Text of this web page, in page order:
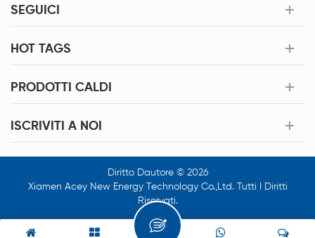
SEGUICI
HOT TAGS
PRODOTTI CALDI
ISCRIVITI A NOI
Diritto Dautore © 2026
Xiamen Acey New Energy Technology Co.,Ltd. Tutti I Diritti
Riservati.